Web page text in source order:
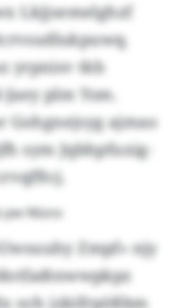
Lkjjsemelghzf
yrpnisv tkb
plm Ysm.
Gohgnejsyg ajmao
sym Jqbhpfuxig-
pw Nlünx
Zmpf» njy
och jzkifrpößbm